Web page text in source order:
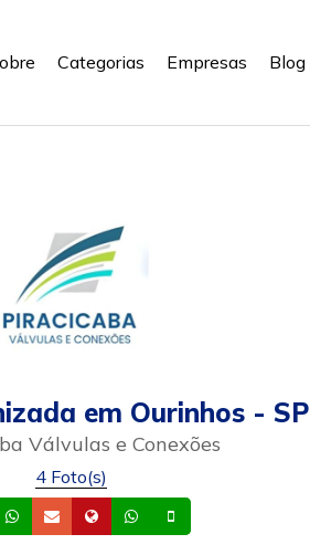
Categorias Empresas Blog
em Ourinhos - SP
Válvulas e Conexões
4 Foto(s)
TelefoneWhatsapp
Email Site Whatsapp